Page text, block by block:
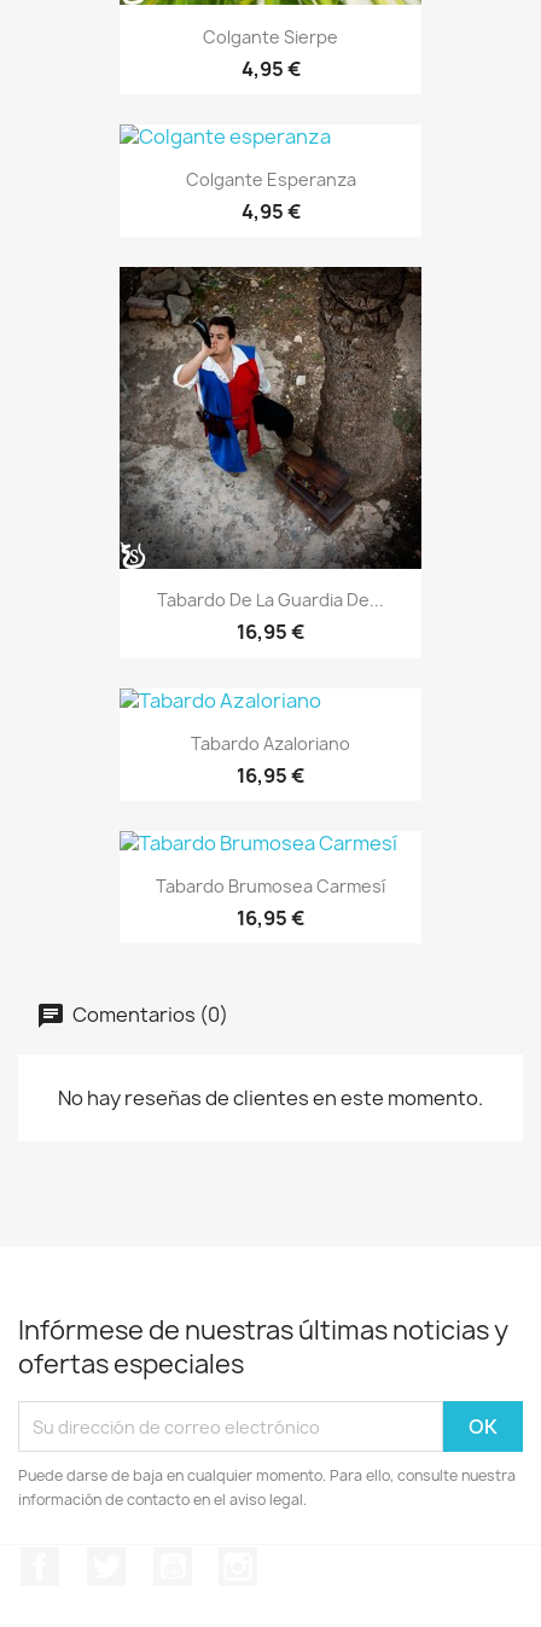
Colgante Sierpe
4,95 €
Colgante Esperanza
4,95 €
Tabardo De La Guardia De...
16,95 €
Tabardo Azaloriano
16,95 €
Tabardo Brumosea Carmesí
16,95 €
Comentarios (0)
No hay reseñas de clientes en este momento.
Infórmese de nuestras últimas noticias y
ofertas especiales
Puede darse de baja en cualquier momento. Para ello, consulte nuestra
información de contacto en el aviso legal.